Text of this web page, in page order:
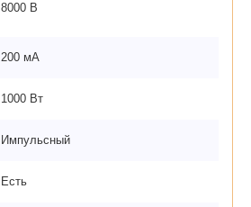
8000 В
200 мА
1000 Вт
Импульсный
Есть